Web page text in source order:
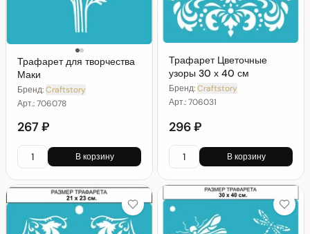
Трафарет для творчества
Маки
Бренд:Craftstory
Арт.:706078
267 ₽
В корзину
Трафарет Цветочные
узоры 30 х 40 см
Бренд:Craftstory
Арт.:706031
296 ₽
В корзину